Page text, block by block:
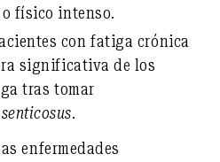
físico intenso.
con fatiga crónica
significativa de los
tras tomar
.
enfermedades